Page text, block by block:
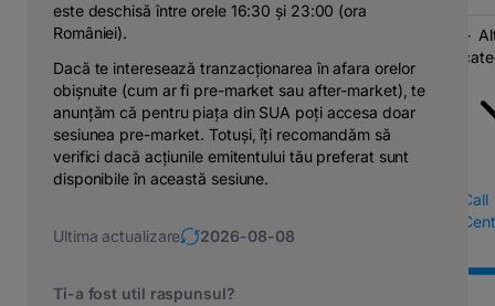
Call
este deschisă între orele 16:30 și 23:00 (ora
României).
Dacă te interesează tranzacționarea în afara orelor
obișnuite (cum ar fi pre-market sau after-market), te
anunțăm că pentru piața din SUA poți accesa doar
sesiunea pre-market. Totuși, îți recomandăm să
verifici dacă acțiunile emitentului tău preferat sunt
disponibile în această sesiune.
Ultima actualizare 2026-08-08
Ti-a fost util raspunsul?